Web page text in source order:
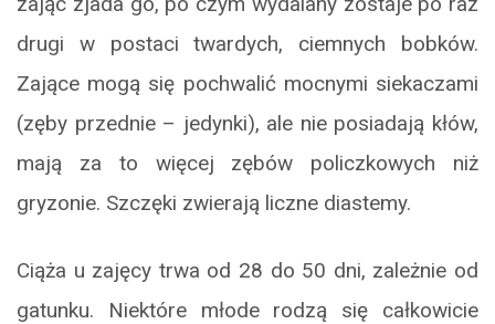
drugi w postaci twardych, ciemnych bobków.
Zające mogą się pochwalić mocnymi siekaczami
(zęby przednie – jedynki), ale nie posiadają kłów,
mają za to więcej zębów policzkowych niż
gryzonie. Szczęki zwierają liczne diastemy.
Ciąża u zajęcy trwa od 28 do 50 dni, zależnie od
gatunku. Niektóre młode rodzą się całkowicie